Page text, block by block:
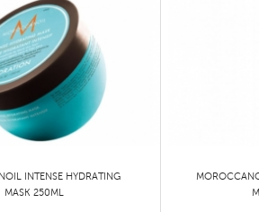
INTENSE HYDRATING
MASK 250ML